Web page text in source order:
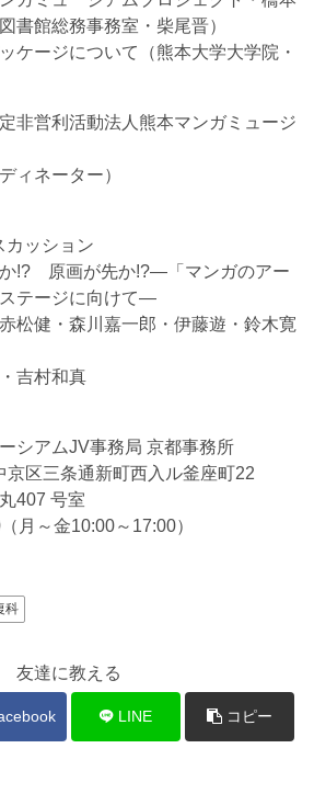
書館総務事務室・柴尾晋）
ケージについて（熊本大学大学院・
非営利活動法人熊本マンガミュージ
ィネーター）
ッション
!? 原画が先か!?―「マンガのアー
テージに向けて―
松健・森川嘉一郎・伊藤遊・鈴木寛
吉村和真
シアムJV事務局 京都事務所
京区三条通新町西入ル釜座町22
407 号室
月～金10:00～17:00）
科
友達に教える
LINE コピー